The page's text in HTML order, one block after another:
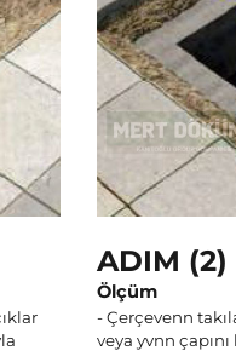
ADIM (2)
Ölçüm
- Çerçevenn
veya yvnn